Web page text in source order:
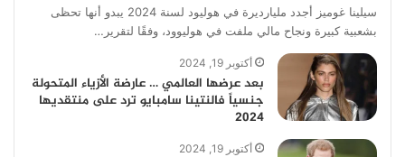
سيلينا غوميز أجدد مليارديرة في هوليود لسنة 2024 يبدو أنها تحظى
بشعبية كبيرة ونجاح مالي ملفت في هوليوود، وفقًا لتقرير…
أكتوبر 19, 2024
بعد عرضها العالمي … عارضة الأزياء المتحولة
جنسياً فالنتينا سامبايو ترد على منتقديها
2024
أكتوبر 19, 2024